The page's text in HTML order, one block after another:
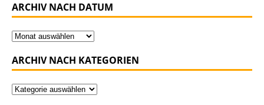
ARCHIV NACH DATUM
ARCHIV NACH KATEGORIEN